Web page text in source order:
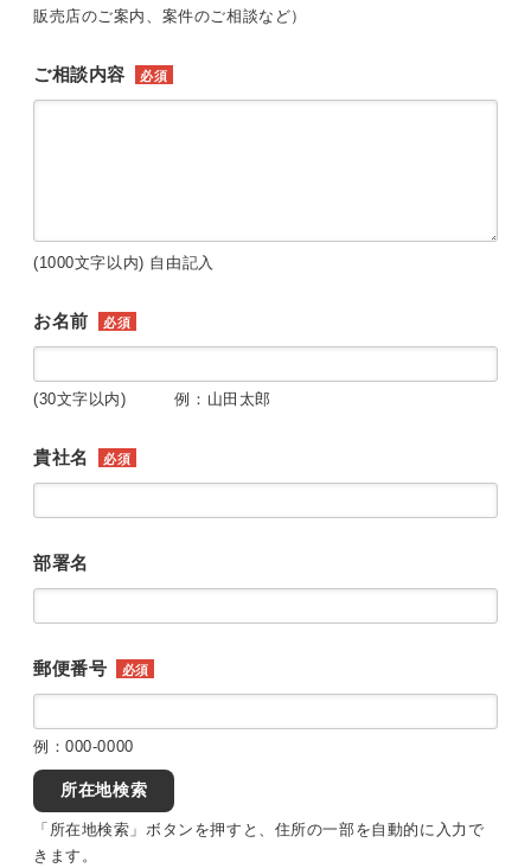
販売店のご案内、案件のご相談など）
ご相談内容 必須
(1000文字以内) 自由記入
お名前 必須
(30文字以内) 例：山田太郎
貴社名 必須
部署名
郵便番号 必須
例：000-0000
所在地検索
「所在地検索」ボタンを押すと、住所の一部を自動的に入力で
きます。